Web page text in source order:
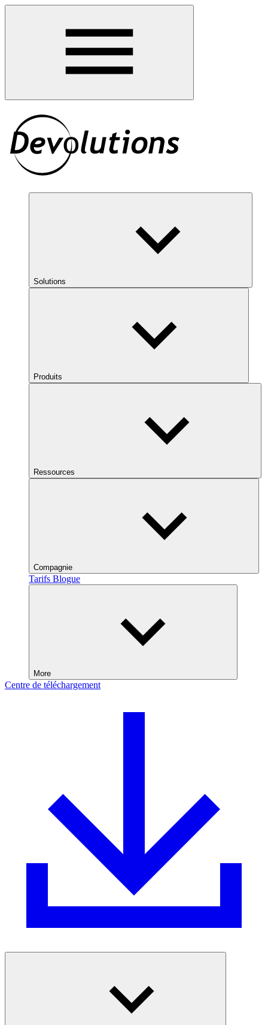
Solutions
Produits
Ressources
Compagnie
Tarifs Blogue
More
Centre de téléchargement